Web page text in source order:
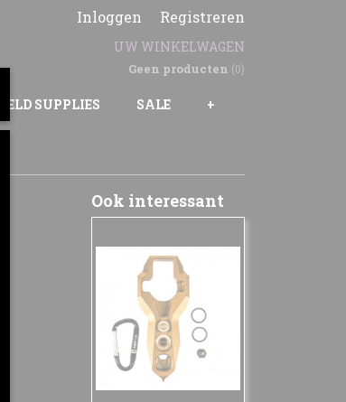
Inloggen Registreren
UW WINKELWAGEN
Geen producten (0)
FIELD SUPPLIES SALE +
Ook interessant